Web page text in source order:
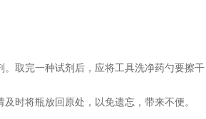
取完一种试剂后，应将工具洗净药勺要擦
时将瓶放回原处，以免遗忘，带来不便。